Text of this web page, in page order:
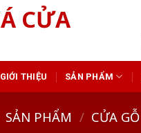
GIỚI THIỆU SẢN PHẨM
SẢN PHẨM / CỬA GỖ